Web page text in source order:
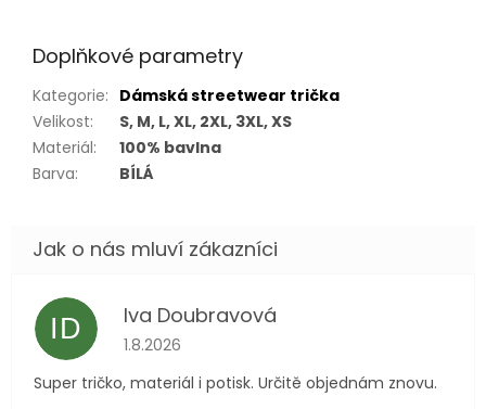
Doplňkové parametry
Kategorie: Dámská streetwear trička
Velikost:
S, M, L, XL, 2XL, 3XL, XS
Materiál:
100% bavlna
Barva: BÍLÁ
ID Iva Doubravová
Hodnocení obchodu je 5 z 5 hvězdiček.
1.8.2026
Super tričko, materiál i potisk. Určitě objednám znovu.